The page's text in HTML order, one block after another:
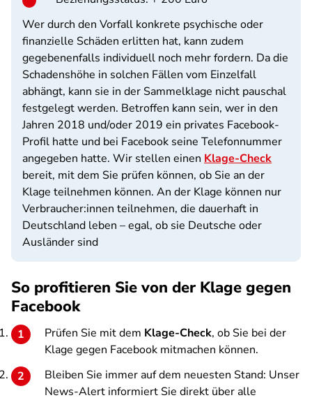
Wer durch den Vorfall konkrete psychische oder
finanzielle Schäden erlitten hat, kann zudem
gegebenenfalls individuell noch mehr fordern. Da die
Schadenshöhe in solchen Fällen vom Einzelfall
abhängt, kann sie in der Sammelklage nicht pauschal
festgelegt werden. Betroffen kann sein, wer in den
Jahren 2018 und/oder 2019 ein privates Facebook-
Profil hatte und bei Facebook seine Telefonnummer
angegeben hatte. Wir stellen einen Klage-Check
bereit, mit dem Sie prüfen können, ob Sie an der
Klage teilnehmen können. An der Klage können nur
Verbraucher:innen teilnehmen, die dauerhaft in
Deutschland leben – egal, ob sie Deutsche oder
Ausländer sind
So profitieren Sie von der Klage gegen
Facebook
Prüfen Sie mit dem Klage-Check, ob Sie bei der
Klage gegen Facebook mitmachen können.
Bleiben Sie immer auf dem neuesten Stand: Unser
News-Alert informiert Sie direkt über alle